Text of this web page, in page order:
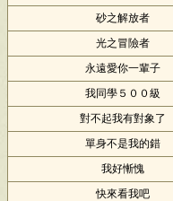
砂之解放者
光之冒險者
永遠愛你一輩子
我同學５００級
對不起我有對象了
單身不是我的錯
我好慚愧
快來看我吧